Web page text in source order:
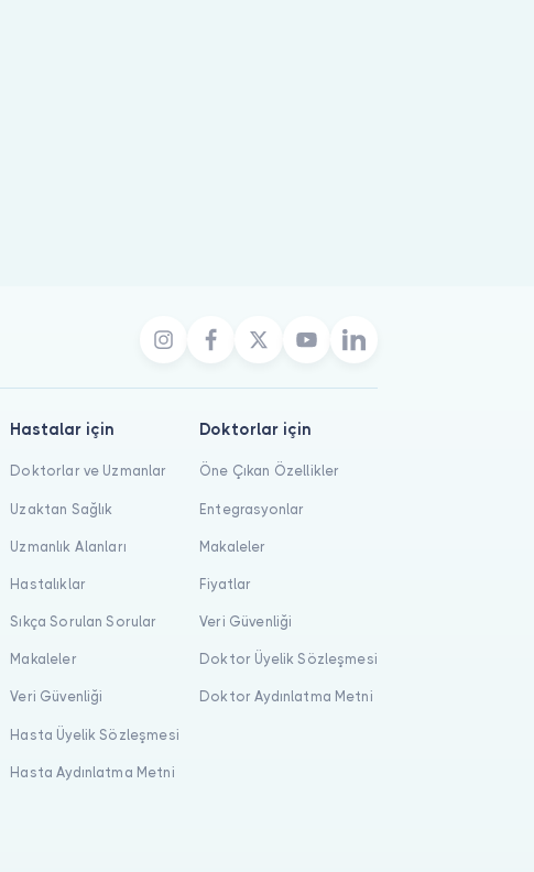
Hastalar için
Doktorlar ve Uzmanlar
Uzaktan Sağlık
Uzmanlık Alanları
Hastalıklar
Sıkça Sorulan Sorular
Makaleler
Veri Güvenliği
Hasta Üyelik Sözleşmesi
Hasta Aydınlatma Metni
Doktorlar için
Öne Çıkan Özellikler
Entegrasyonlar
Makaleler
Fiyatlar
Veri Güvenliği
Doktor Üyelik Sözleşmesi
Doktor Aydınlatma Metni